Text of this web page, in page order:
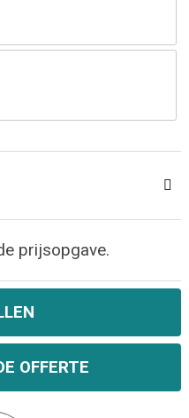
Veiligheidsvesten en Veiligheidshesjes
prijsopgave.
OFFERTE